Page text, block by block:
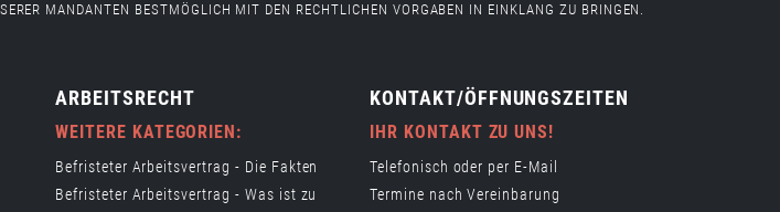
MANDANTEN BESTMÖGLICH MIT DEN RECHTLICHEN VORGABEN IN EINKLANG ZU BRINGEN.
ARBEITSRECHT
WEITERE KATEGORIEN:
Befristeter Arbeitsvertrag - Die Fakten
Befristeter Arbeitsvertrag - Was ist zu
KONTAKT/ÖFFNUNGSZEITEN
IHR KONTAKT ZU UNS!
Telefonisch oder per E-Mail
Termine nach Vereinbarung